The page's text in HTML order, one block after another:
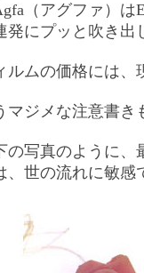
（アグファ）
発にプッと吹き出
ルムの価格には
マジメな注意書
の写真のように
、世の流れに敏感